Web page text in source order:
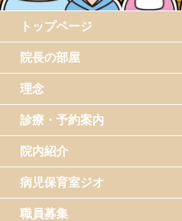
トップページ
院長の部屋
理念
診療・予約案内
院内紹介
病児保育室ジオ
職員募集